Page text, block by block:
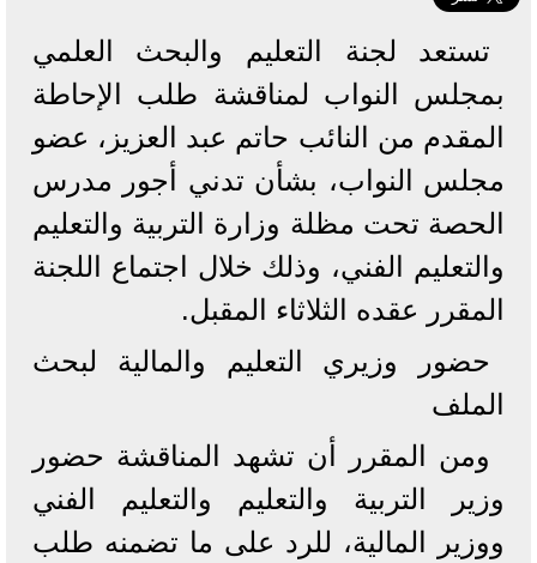
تستعد لجنة التعليم والبحث العلمي
بمجلس النواب لمناقشة طلب الإحاطة
المقدم من النائب حاتم عبد العزيز، عضو
مجلس النواب، بشأن تدني أجور مدرس
الحصة تحت مظلة وزارة التربية والتعليم
والتعليم الفني، وذلك خلال اجتماع اللجنة
المقرر عقده الثلاثاء المقبل.
حضور وزيري التعليم والمالية لبحث
الملف
ومن المقرر أن تشهد المناقشة حضور
وزير التربية والتعليم والتعليم الفني
ووزير المالية، للرد على ما تضمنه طلب